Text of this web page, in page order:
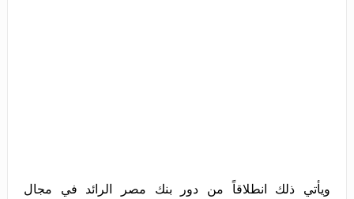
ويأتي ذلك انطلاقاً من دور بنك مصر الرائد في مجال